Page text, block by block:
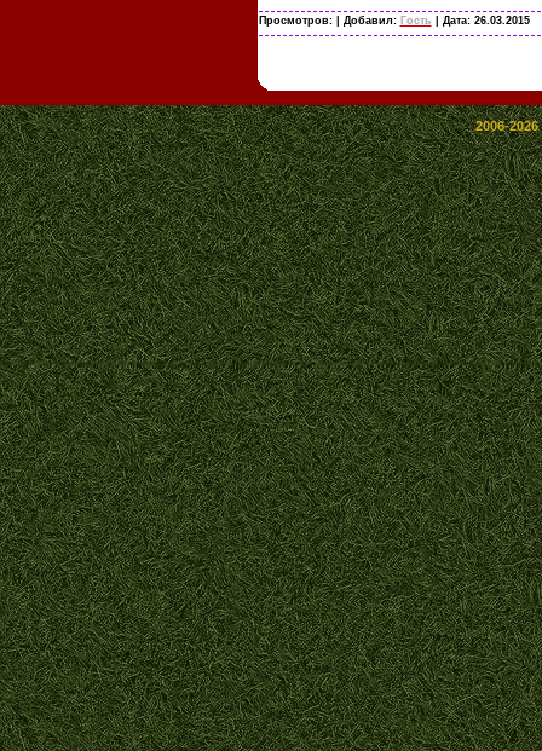
Просмотров: | Добавил: Гость | Дата: 26.03.2015
2006-